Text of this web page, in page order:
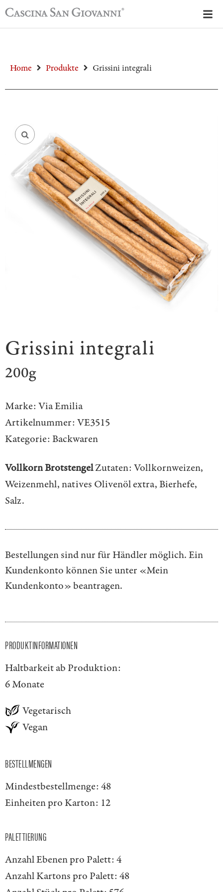
Home Produkte Grissini integrali
Grissini integrali
200g
Marke: Via Emilia
Artikelnummer: VE3515
Kategorie: Backwaren
Vollkorn BrotstengelZutaten: Vollkornweizen,
Weizenmehl, natives Olivenöl extra, Bierhefe,
Salz.
Bestellungen sind nur für Händler möglich. Ein
Kundenkonto können Sie unter «Mein
Kundenkonto»beantragen.
PRODUKTINFORMATIONEN
Haltbarkeit ab Produktion:
6 Monate
Vegetarisch
Vegan
BESTELLMENGEN
Mindestbestellmenge: 48
Einheiten pro Karton: 12
PALETTIERUNG
Anzahl Ebenen pro Palett: 4
Anzahl Kartons pro Palett: 48